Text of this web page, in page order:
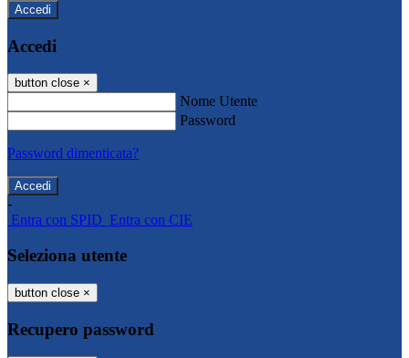
Accedi
Accedi
button close ×
Nome Utente
Password
Password dimenticata?
-
Entra con SPID Entra con CIE
Seleziona utente
button close ×
Recupero password